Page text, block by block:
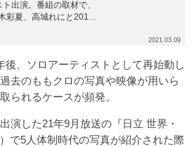
出演。番組の取材で、
彩夏、高城れにと2011
2021.03.09
、ソロアーティストとして再始動し
去のももクロの写真や映像が用いら
られるケースが頻発。
演した21年9月放送の『日立 世界・
で5人体制時代の写真が紹介された際